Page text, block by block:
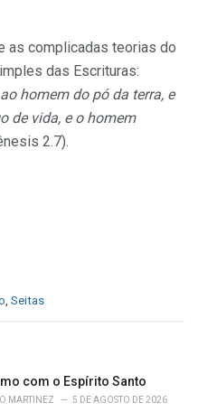
as complicadas teorias do
das Escrituras:
homem do pó da terra, e
de vida, e o homem
2.7).
, Seitas
com o Espírito Santo
MARTINEZ 5 DE AGOSTO DE 2026